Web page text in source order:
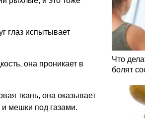
глаз испытывает
она проникает в
ткань, она оказывает
и мешки под газами.
Что
болят